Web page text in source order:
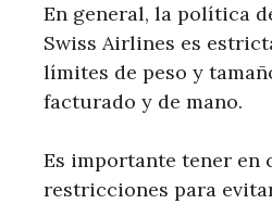
En general, la política
Swiss Airlines es
límites de peso y
facturado y de mano.
Es importante tener en
restricciones para